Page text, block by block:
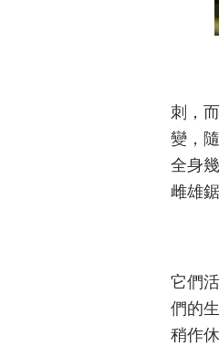
刺，
變，
全身
雌雄
它們
們的
稍作